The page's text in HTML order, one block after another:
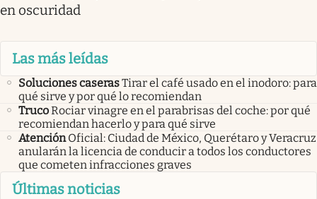
en oscuridad
Las más leídas
Soluciones caserasTirar el café usado en el inodoro: para
qué sirve y por qué lo recomiendan
TrucoRociar vinagre en el parabrisas del coche: por qué
recomiendan hacerlo y para qué sirve
Atención Oficial: Ciudad de México, Querétaro y Veracruz
anularán la licencia de conducir a todos los conductores
que cometen infracciones graves
Últimas noticias